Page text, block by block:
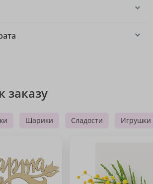
заказу
Шарики Сладости Игрушки